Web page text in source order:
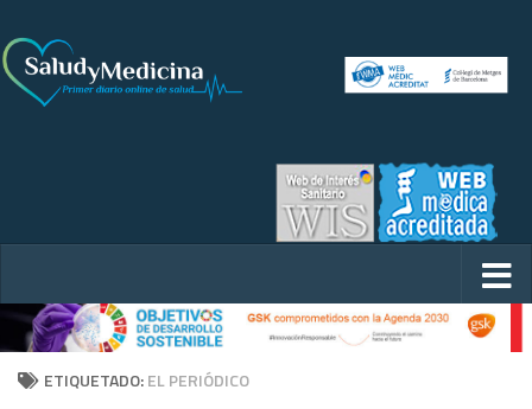
ETIQUETADO:EL PERIÓDICO